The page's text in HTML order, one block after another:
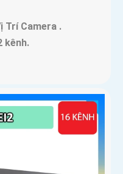
Trí Camera .
kênh.